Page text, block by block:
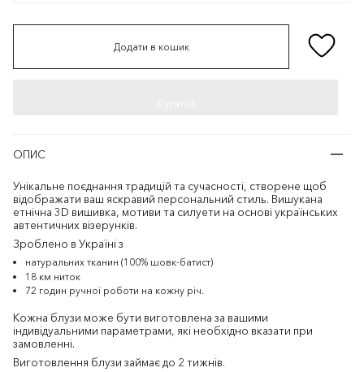
Додати в кошик
ОПИС
Унікальне поєднання традицій та сучасності, створене щоб
відображати ваш яскравий персональний стиль. Вишукана
етнічна 3D вишивка, мотиви та силуети на основі українських
автентичних візерунків.
Зроблено в Україні з
натуральних тканин (100% шовк-батист)
18 км ниток
72 годин ручної роботи на кожну річ.
Кожна блузи може бути виготовлена за вашими
індивідуальними параметрами, які необхідно вказати при
замовленні.
Виготовлення блузи займає до 2 тижнів.